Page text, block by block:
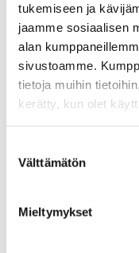
tukemiseen ja
jaamme sosiaalisen
alan
sivustoamme.
tietoja muihin
kerätty, kun olet
valinta
Välttämätön
Mieltymykset
ryhmä luo
omien
pohjalta.